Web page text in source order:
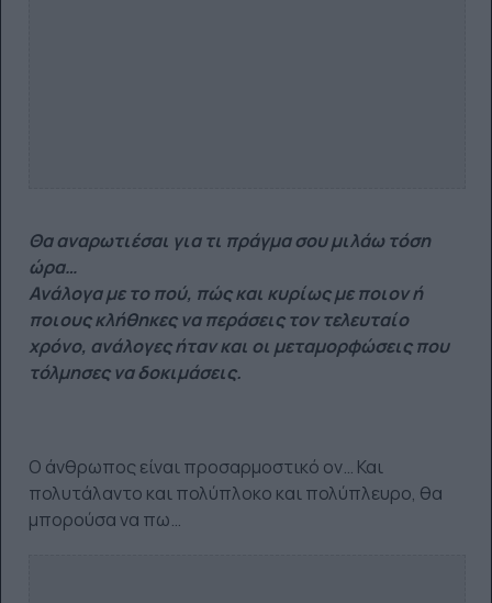
Θα αναρωτιέσαι για τι πράγμα σου μιλάω τόση
ώρα…
Ανάλογα με το πού, πώς και κυρίως με ποιον ή
ποιους κλήθηκες να περάσεις τον τελευταίο
χρόνο, ανάλογες ήταν και οι μεταμορφώσεις που
τόλμησες να δοκιμάσεις.
Ο άνθρωπος είναι προσαρμοστικό ον… Και
πολυτάλαντο και πολύπλοκο και πολύπλευρο, θα
μπορούσα να πω…